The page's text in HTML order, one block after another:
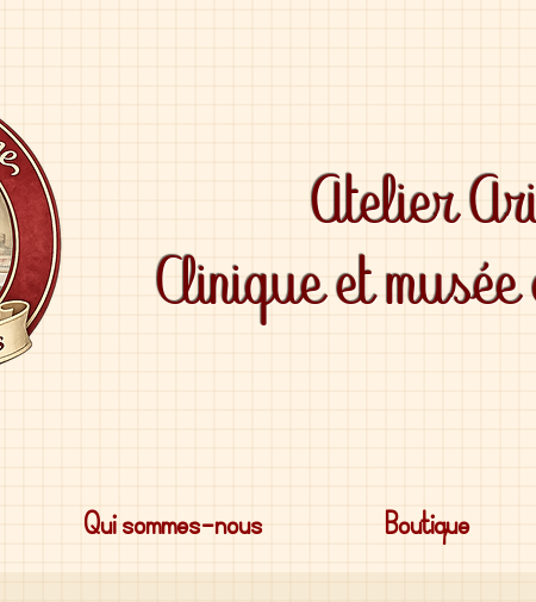
Atelier
Clinique et
Qui sommes-nous Boutique